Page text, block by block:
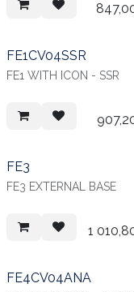
FE1CV04SSR
FE1 WITH ICON - SSR
FE3
FE3 EXTERNAL BASE
1
FE4CV04ANA